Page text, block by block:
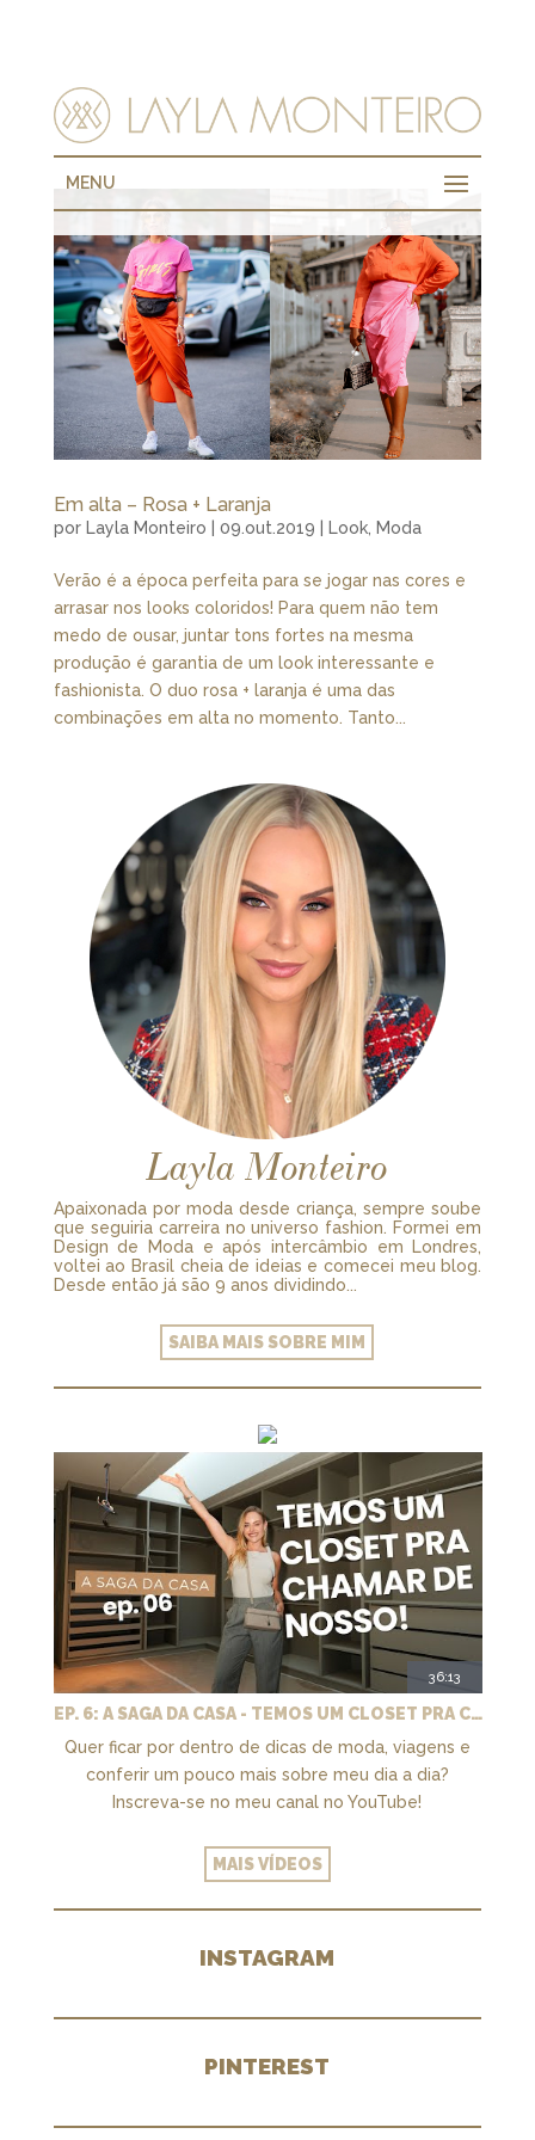
MENU
Em alta – Rosa + Laranja
por Layla Monteiro 09.out.2019 Look, Moda
Verão é a época perfeita para se jogar nas cores e
arrasar nos looks coloridos! Para quem não tem
medo de ousar, juntar tons fortes na mesma
produção é garantia de um look interessante e
fashionista. O duo rosa + laranja é uma das
combinações em alta no momento. Tanto...
Layla Monteiro
Apaixonada por moda desde criança, sempre soube
que seguiria carreira no universo fashion. Formei em
Design de Moda e após intercâmbio em Londres,
voltei ao Brasil cheia de ideias e comecei meu blog.
Desde então já são 9 anos dividindo...
SAIBA MAIS SOBRE MIM
36:13
EP. 6: A SAGA DA CASA - TEMOS UM CLOSET PRA CHAMAR DE NOSSO + MARCENARIA E PAISAGISMO
Quer ficar por dentro de dicas de moda, viagens e
conferir um pouco mais sobre meu dia a dia?
Inscreva-se no meu canal no YouTube!
MAIS VÍDEOS
INSTAGRAM
PINTEREST